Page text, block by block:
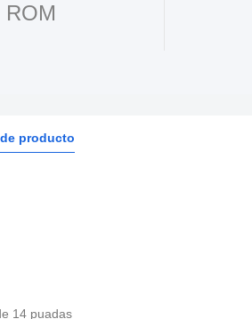
ROM
producto
14 puadas